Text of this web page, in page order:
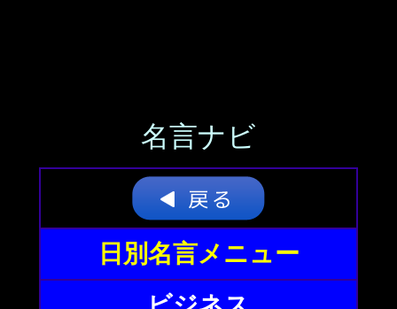
名言ナビ
日別名言メニュー